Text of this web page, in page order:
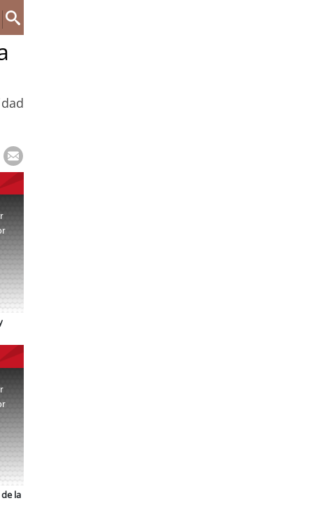
la